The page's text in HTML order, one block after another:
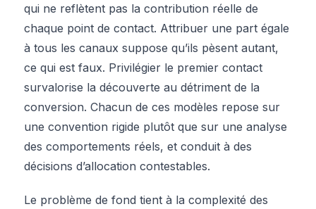
qui ne reflètent pas la contribution réelle de
chaque point de contact. Attribuer une part égale
à tous les canaux suppose qu’ils pèsent autant,
ce qui est faux. Privilégier le premier contact
survalorise la découverte au détriment de la
conversion. Chacun de ces modèles repose sur
une convention rigide plutôt que sur une analyse
des comportements réels, et conduit à des
décisions d’allocation contestables.
Le problème de fond tient à la complexité des